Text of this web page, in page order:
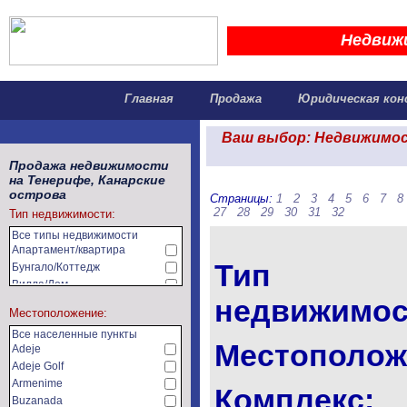
Главная Продажа Юридическая
Продажа недвижимости
на Тенерифе, Канарские
острова
Тип недвижимости:
Все типы недвижимости
Апартамент/квартира
Бунгало/Коттедж
Вилла/Дом
Коммерческая
недвижимость
Сельхозугодья/фермы
Местоположение:
Все населенные пункты
Adeje
Adeje Golf
Armenime
Buzanada
Ваш выбор:
Страницы: 1 2 3 4 5 6 7
8
27
28 29 30 31 32
Тип
Комплекс: